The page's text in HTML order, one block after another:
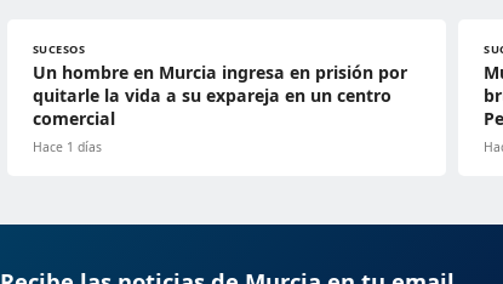
SUCESOS
Un hombre en Murcia ingresa en prisión por
quitarle la vida a su expareja en un centro
comercial
Hace 1 días